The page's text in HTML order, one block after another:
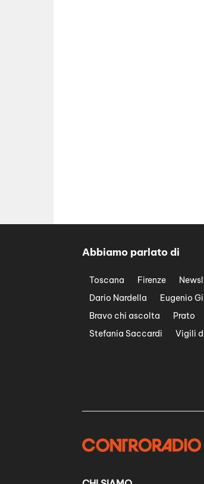
Abbiamo parlato di
Toscana Firenze
Dario Nardella
Eugenio
Bravo chi ascolta
Prato
Stefania Saccardi
Vigili